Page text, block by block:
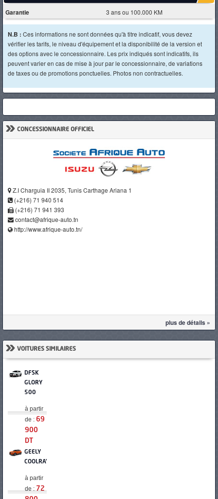
Garantie 3 ans ou 100.000 KM
N.B : Ces informations ne sont données qu'à titre indicatif, vous devez
vérifier les tarifs, le niveau d'équipement et la disponibilité de la version et
des options avec le concessionnaire. Les prix indiqués sont indicatifs, ils
peuvent varier en cas de mise à jour par le concessionnaire, de variations
de taxes ou de promotions ponctuelles. Photos non contractuelles.
» CONCESSIONNAIRE OFFICIEL
Z.I Charguia II 2035, Tunis Carthage Ariana 1
(+216) 71 940 514
(+216) 71 941 393
contact@afrique-auto.tn
http://www.afrique-auto.tn/
plus de détails »
» VOITURES SIMILAIRES
DFSK
GLORY
500
à partir
de : 69
900
DT
GEELY
COOLRAY
à partir
de : 72